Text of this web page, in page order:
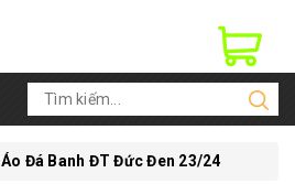
Áo Đá Banh ĐT Đức Đen 23/24